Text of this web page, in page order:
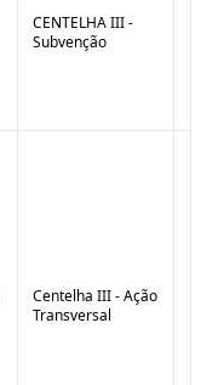
CENTELHA III -
Subvenção
Centelha III - Ação
Transversal